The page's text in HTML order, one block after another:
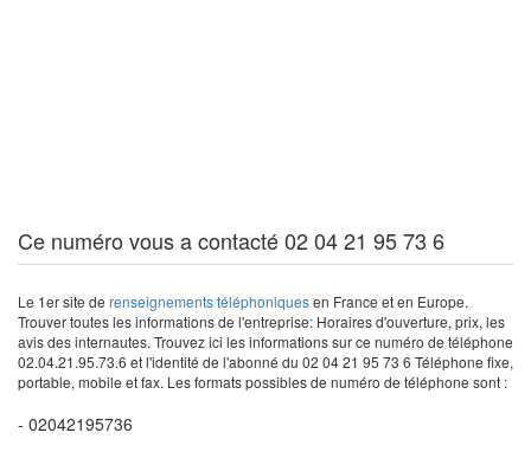
Ce numéro vous a contacté 02 04 21 95 73 6
Le 1er site de renseignements téléphoniquesen France et en Europe.
Trouver toutes les informations de l'entreprise: Horaires d'ouverture, prix, les
avis des internautes. Trouvez ici les informations sur ce numéro de téléphone
02.04.21.95.73.6 et l'identité de l'abonné du 02 04 21 95 73 6 Téléphone fixe,
portable, mobile et fax. Les formats possibles de numéro de téléphone sont :
- 02042195736